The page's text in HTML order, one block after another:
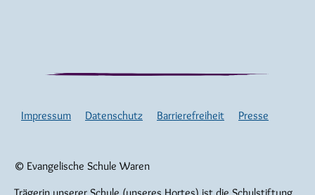
© Evangelische Schule Waren
Impressum Datenschutz Barrierefreiheit Presse